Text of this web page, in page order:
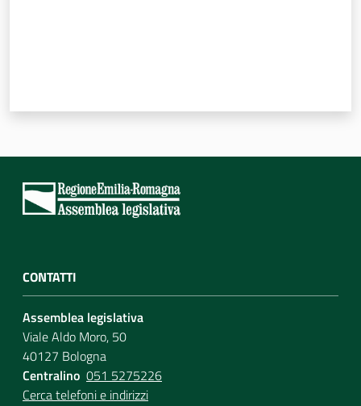
CONTATTI
Assemblea legislativa
Viale Aldo Moro, 50
40127 Bologna
Centralino 051 5275226
Cerca telefoni e indirizzi